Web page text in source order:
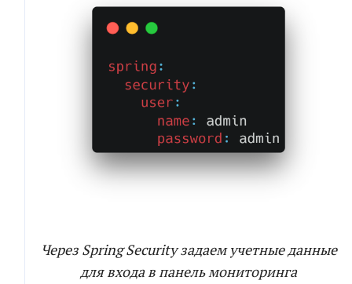
Через Spring Security задаем учетные данные
для входа в панель мониторинга